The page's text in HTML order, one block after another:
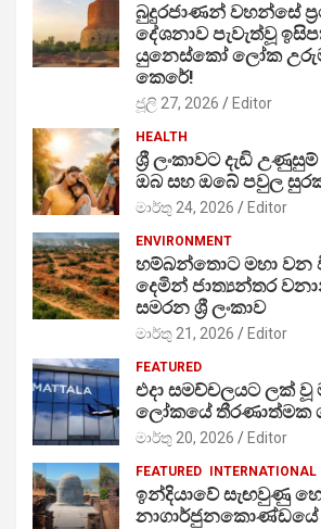
බුදුරජාණන් වහන්සේ
දේශනාව පැවැත්වූ
යුනෙස්කෝ ලෝක
කෙරේ!
ජූලි 27, 2026 Editor
HEALTH
ශ්‍රී ලංකාවට දැඩි
ඔබ සහ ඔබේ පවුල
මාර්තු 24, 2026 Editor
ENVIRONMENT
හම්බන්තොට මහා වන
දෙමින් ජාත්‍යන්තර
සමරන ශ්‍රී ලංකාව
මාර්තු 21, 2026 Editor
FEATURED
එදා සමච්චලයට ලක් වූ
ලෝකයේ තීරණාත්මක
මාර්තු 20, 2026 Editor
FEATURED INTERNATIONAL
ඉන්දියාවේ සැඟවුණු
නාගාර්ජුනකොණ්ඩයේ